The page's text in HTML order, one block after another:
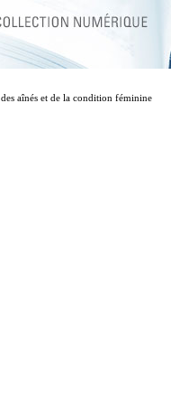
aînés et de la condition féminine